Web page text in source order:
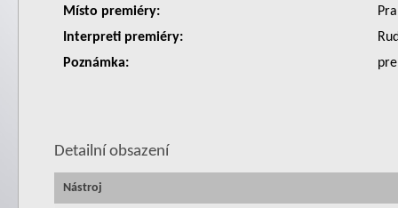
Místo premiéry:
Interpreti premiéry:
Poznámka:
Detailní obsazení
Nástroj